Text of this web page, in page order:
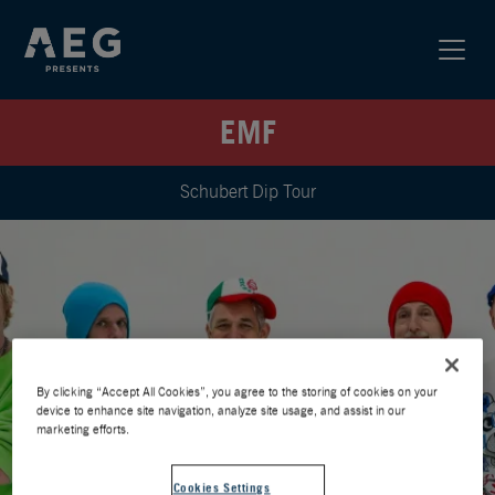
EMF
Schubert Dip Tour
By clicking “Accept All Cookies”, you agree to the storing of cookies on your
device to enhance site navigation, analyze site usage, and assist in our
marketing efforts.
Cookies Settings